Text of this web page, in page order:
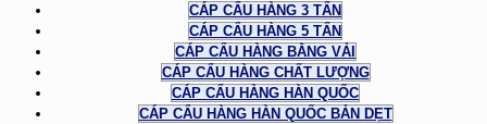
CÁP CẨU HÀNG 3 TẤN
CÁP CẨU HÀNG 5 TẤN
CÁP CẨU HÀNG BẰNG VẢI
CÁP CẨU HÀNG CHẤT LƯỢNG
CÁP CẨU HÀNG HÀN QUỐC
CÁP CẨU HÀNG HÀN QUỐC BẢN DẸT